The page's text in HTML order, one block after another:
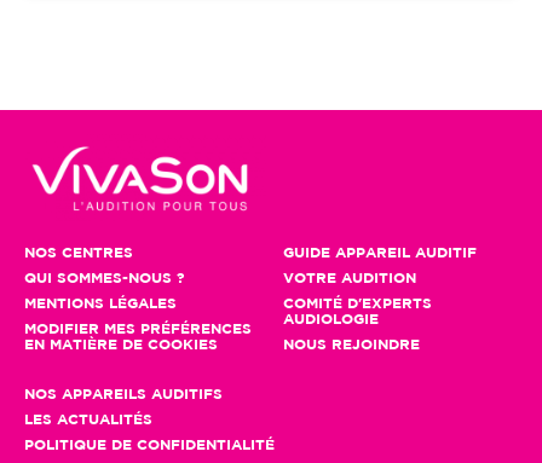
NOS CENTRES
QUI SOMMES-NOUS ?
MENTIONS LÉGALES
MODIFIER MES PRÉFÉRENCES
EN MATIÈRE DE COOKIES
GUIDE APPAREIL AUDITIF
VOTRE AUDITION
COMITÉ D'EXPERTS
AUDIOLOGIE
NOUS REJOINDRE
NOS APPAREILS AUDITIFS
LES ACTUALITÉS
POLITIQUE DE CONFIDENTIALITÉ